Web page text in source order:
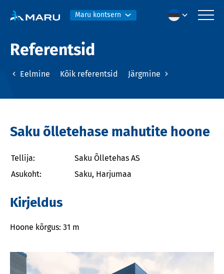
Maru kontsern
Referentsid
Eelmine Kõik referentsid Järgmine
Saku õlletehase mahutite hoone
Tellija:
Saku Õlletehas AS
Asukoht:
Saku, Harjumaa
Kirjeldus
Hoone kõrgus: 31 m